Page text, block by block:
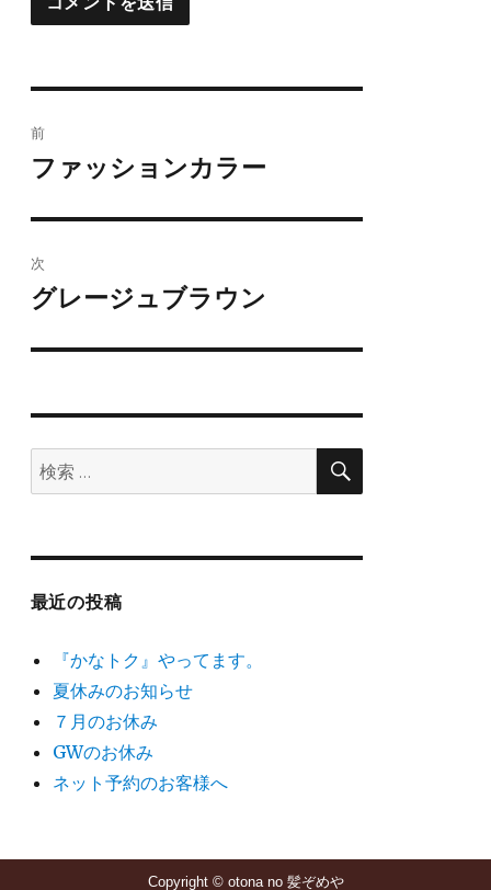
稿
ビ
ゲ
ー
ン
前
前
投
稿:
ファッションカラー
次
次
投
グレージュブラウン
検
索:
検
最近の投稿
『かなトク』やってます。
夏休みのお知らせ
７月のお休み
GWのお休み
ネット予約のお客様へ
Copyright © otona no 髪ぞめや